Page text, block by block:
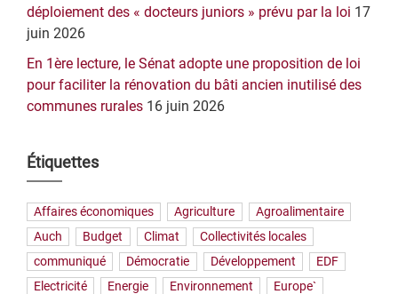
déploiement des « docteurs juniors » prévu par la loi 17
juin 2026
En 1ère lecture, le Sénat adopte une proposition de loi
pour faciliter la rénovation du bâti ancien inutilisé des
communes rurales 16 juin 2026
Étiquettes
Affaires économiques Agriculture
Agroalimentaire
Auch
Budget Climat
Collectivités locales
communiqué
Démocratie Développement
EDF
Electricité
Energie Environnement
Europe`